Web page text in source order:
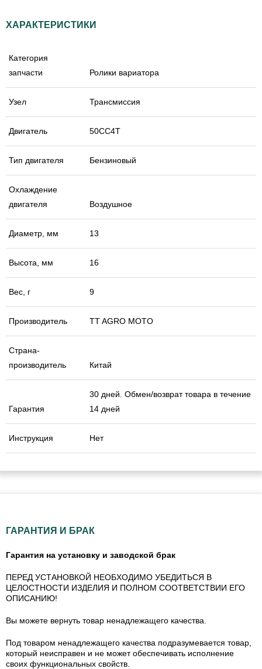
ХАРАКТЕРИСТИКИ
Категория
запчасти
Ролики вариатора
Узел Трансмиссия
Двигатель 50CC4T
Тип двигателя Бензиновый
Охлаждение
двигателя
Воздушное
Диаметр, мм 13
Высота, мм 16
Вес, г 9
Производитель TT AGRO MOTO
Страна-
производитель
Китай
Гарантия
30 дней. Обмен/возврат товара в течение
14 дней
Инструкция Нет
ГАРАНТИЯ И БРАК
Гарантия на установку и заводской брак
ПЕРЕД УСТАНОВКОЙ НЕОБХОДИМО УБЕДИТЬСЯ В
ЦЕЛОСТНОСТИ ИЗДЕЛИЯ И ПОЛНОМ СООТВЕТСТВИИ ЕГО
ОПИСАНИЮ!
Вы можете вернуть товар ненадлежащего качества.
Под товаром ненадлежащего качества подразумевается товар,
который неисправен и не может обеспечивать исполнение
своих функциональных свойств.